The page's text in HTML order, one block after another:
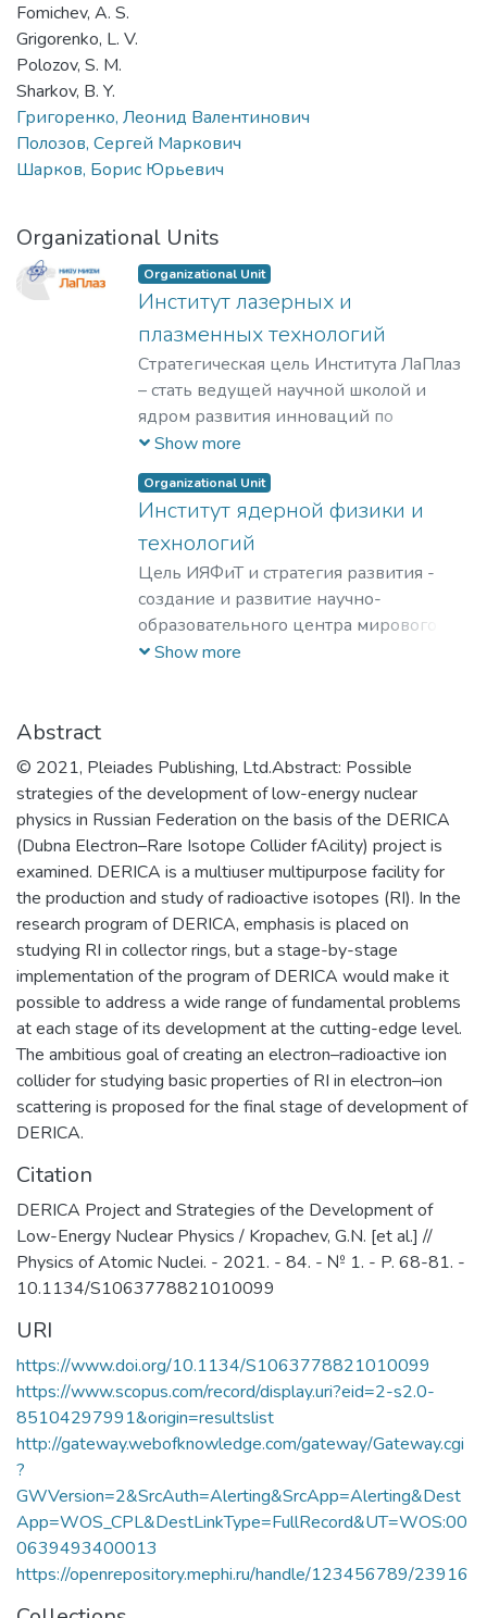
Fomichev, A. S.
Grigorenko, L. V.
Polozov, S. M.
Sharkov, B. Y.
Григоренко, Леонид Валентинович
Полозов, Сергей Маркович
Шарков, Борис Юрьевич
Organizational Units
Organizational Unit
Институт лазерных и
плазменных технологий
Стратегическая цель Института ЛаПлаз
– стать ведущей научной школой и
ядром развития инноваций по
лазерным, плазменным, радиационным
и ускорительным технологиям, с
уникальными образовательными
программами, востребованными на
российском и мировом рынке
образовательных услуг.
Show more
Organizational Unit
Институт ядерной физики и
технологий
Цель ИЯФиТ и стратегия развития -
создание и развитие научно-
образовательного центра мирового
уровня в области ядерной физики и
космофизики.
Show more
Abstract
© 2021, Pleiades Publishing, Ltd.Abstract: Possible
strategies of the development of low-energy nuclear
physics in Russian Federation on the basis of the DERICA
(Dubna Electron–Rare Isotope Collider fAcility) project is
examined. DERICA is a multiuser multipurpose facility for
the production and study of radioactive isotopes (RI). In the
research program of DERICA, emphasis is placed on
studying RI in collector rings, but a stage-by-stage
implementation of the program of DERICA would make it
possible to address a wide range of fundamental problems
at each stage of its development at the cutting-edge level.
The ambitious goal of creating an electron–radioactive ion
collider for studying basic properties of RI in electron–ion
scattering is proposed for the final stage of development of
DERICA.
Citation
DERICA Project and Strategies of the Development of
Low-Energy Nuclear Physics / Kropachev, G.N. [et al.] //
Physics of Atomic Nuclei. - 2021. - 84. - № 1. - P. 68-81. -
10.1134/S1063778821010099
URI
https://www.doi.org/10.1134/S1063778821010099
https://www.scopus.com/record/display.uri?eid=2-s2.0-
85104297991&origin=resultslist
http://gateway.webofknowledge.com/gateway/Gateway.cgi
?
GWVersion=2&SrcAuth=Alerting&SrcApp=Alerting&Dest
App=WOS_CPL&DestLinkType=FullRecord&UT=WOS:00
0639493400013
https://openrepository.mephi.ru/handle/123456789/23916